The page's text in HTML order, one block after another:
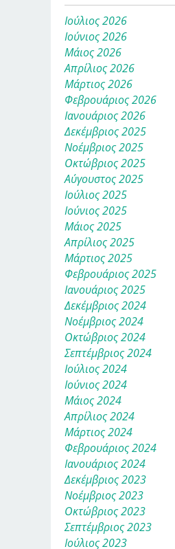
Ιούλιος 2026
Ιούνιος 2026
Μάιος 2026
Απρίλιος 2026
Μάρτιος 2026
Φεβρουάριος 2026
Ιανουάριος 2026
Δεκέμβριος 2025
Νοέμβριος 2025
Οκτώβριος 2025
Αύγουστος 2025
Ιούλιος 2025
Ιούνιος 2025
Μάιος 2025
Απρίλιος 2025
Μάρτιος 2025
Φεβρουάριος 2025
Ιανουάριος 2025
Δεκέμβριος 2024
Νοέμβριος 2024
Οκτώβριος 2024
Σεπτέμβριος 2024
Ιούλιος 2024
Ιούνιος 2024
Μάιος 2024
Απρίλιος 2024
Μάρτιος 2024
Φεβρουάριος 2024
Ιανουάριος 2024
Δεκέμβριος 2023
Νοέμβριος 2023
Οκτώβριος 2023
Σεπτέμβριος 2023
Ιούλιος 2023